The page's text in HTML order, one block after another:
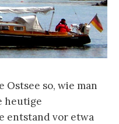
Ostsee so, wie man
heutige
entstand vor etwa